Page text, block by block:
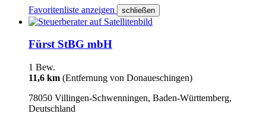
Favoritenliste anzeigen schließen
Fürst StBG mbH
1 Bew.
11,6 km (Entfernung von Donaueschingen)
78050 Villingen-Schwenningen, Baden-Württemberg,
Deutschland